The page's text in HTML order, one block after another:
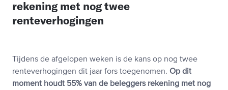
rekening met nog twee
renteverhogingen
Tijdens de afgelopen weken is de kans op nog twee
renteverhogingen dit jaar fors toegenomen. Op dit
moment houdt 55% van de beleggers rekening met nog